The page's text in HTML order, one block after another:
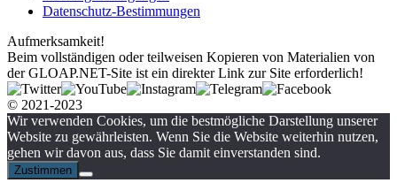
Datenschutz-Bestimmungen
Aufmerksamkeit!
Beim vollständigen oder teilweisen Kopieren von Materialien von
der GLOAP.NET-Site ist ein direkter Link zur Site erforderlich!
© 2021-2023
Wir verwenden Cookies, um die bestmögliche Darstellung unserer
Website zu gewährleisten. Wenn Sie die Website weiterhin nutzen,
gehen wir davon aus, dass Sie damit einverstanden sind.
Zustimmen